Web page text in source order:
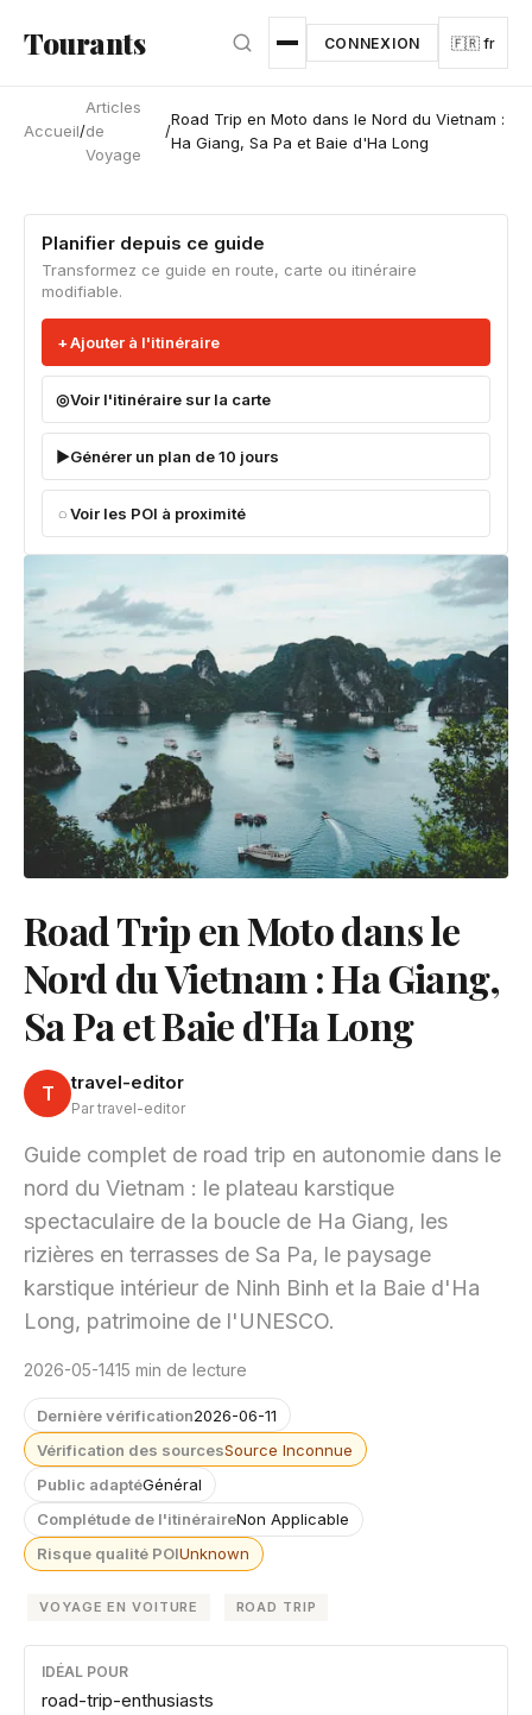
Tourants CONNEXION 🇫🇷 fr
Accueil/
Articles
de
Voyage
/
Road Trip en Moto dans le Nord du Vietnam :
Ha Giang, Sa Pa et Baie d'Ha Long
Planifier depuis ce guide
Transformez ce guide en route, carte ou itinéraire
modifiable.
Ajouter à l'itinéraire
Voir l'itinéraire sur la carte
Générer un plan de 10 jours
Voir les POI à proximité
Road Trip en Moto dans le
Nord du Vietnam : Ha Giang,
Sa Pa et Baie d'Ha Long
T travel-editor
Par travel-editor
Guide complet de road trip en autonomie dans le
nord du Vietnam : le plateau karstique
spectaculaire de la boucle de Ha Giang, les
rizières en terrasses de Sa Pa, le paysage
karstique intérieur de Ninh Binh et la Baie d'Ha
Long, patrimoine de l'UNESCO.
2026-05-1415 min de lecture
Dernière vérification2026-06-11
Vérification des sourcesSource Inconnue
Public adaptéGénéral
Complétude de l'itinéraireNon Applicable
Risque qualité POIUnknown
VOYAGE EN VOITURE ROAD TRIP
IDÉAL POUR
road-trip-enthusiasts